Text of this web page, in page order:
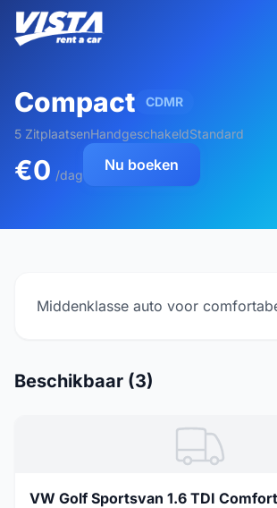
Compact CDMR
5 ZitplaatsenHandgeschakeldStandard
€0 /dag
Nu boeken
Middenklasse auto voor
Beschikbaar (3)
VW Golf Sportsvan 1.6 TDI